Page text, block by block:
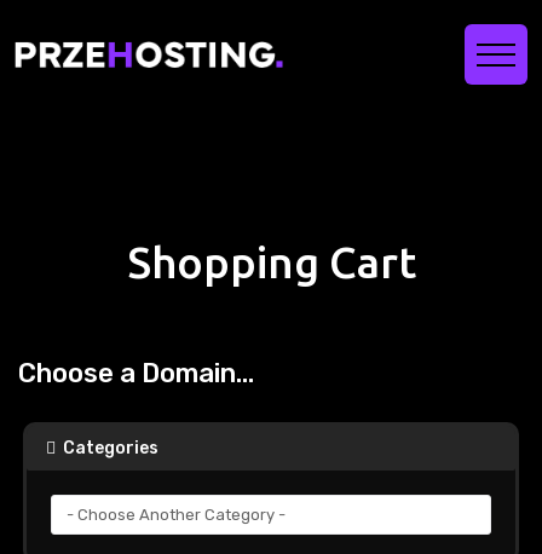
Shopping Cart
Choose a Domain...
Categories